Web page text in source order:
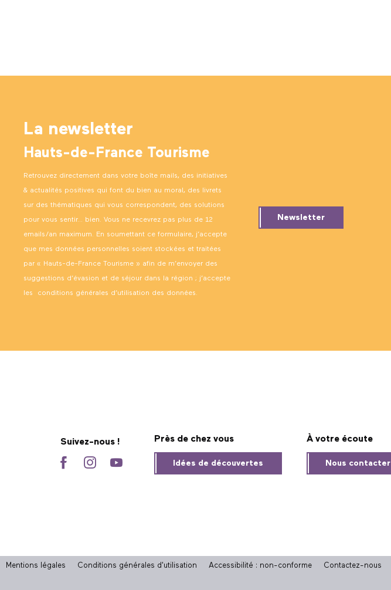
La newsletter
Hauts-de-France Tourisme
Retrouvez directement dans votre boîte mails, des initiatives
& actualités positives qui font du bien au moral, des livrets
sur des thématiques qui vous correspondent, des solutions
pour vous sentir… bien. Vous ne recevrez pas plus de 12
emails/an maximum. En soumettant ce formulaire, j’accepte
que mes données personnelles soient stockées et traitées
par « Hauts-de-France Tourisme » afin de m’envoyer des
suggestions d’évasion et de séjour dans la région ; j’accepte
les conditions générales d’utilisation des données.
Newsletter
Suivez-nous ! Près de chez vous
Idées de découvertes
À votre écoute
Nous contacter
Mentions légales Conditions générales d'utilisation Accessibilité : non-conforme Contactez-nous